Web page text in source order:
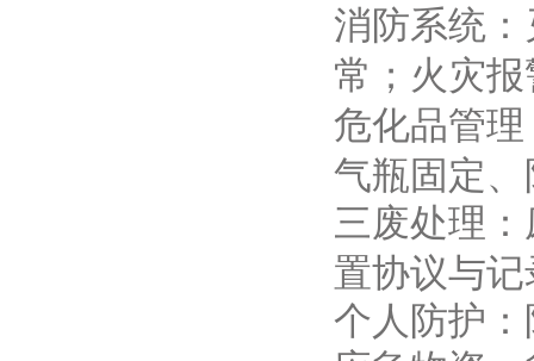
消防系统
常；火灾报
危化品管
气瓶固定
三废处理：
置协议与记
个人防护